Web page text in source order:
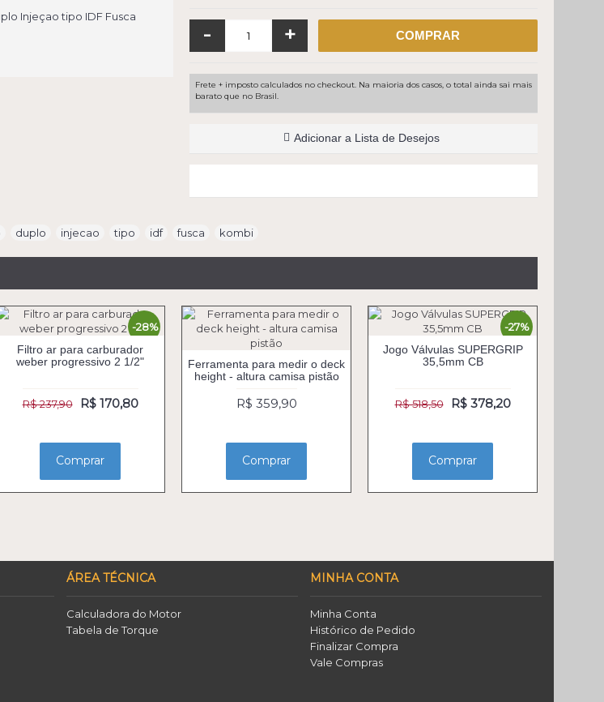
Injeçao tipo IDF Fusca
- + COMPRAR
Frete + imposto calculados no checkout. Na maioria dos casos, o total ainda sai mais
barato que no Brasil.
Adicionar a Lista de Desejos
duplo injecao tipo idf fusca kombi
-28%
Filtro ar para carburador
weber progressivo 2 1/2"
R$ 237,90 R$ 170,80
Comprar
Ferramenta para medir o deck
height - altura camisa pistão
R$ 359,90
Comprar
-27%
Jogo Válvulas SUPERGRIP
35,5mm CB
R$ 518,50 R$ 378,20
Comprar
ÁREA TÉCNICA
Calculadora do Motor
Tabela de Torque
MINHA CONTA
Minha Conta
Histórico de Pedido
Finalizar Compra
Vale Compras